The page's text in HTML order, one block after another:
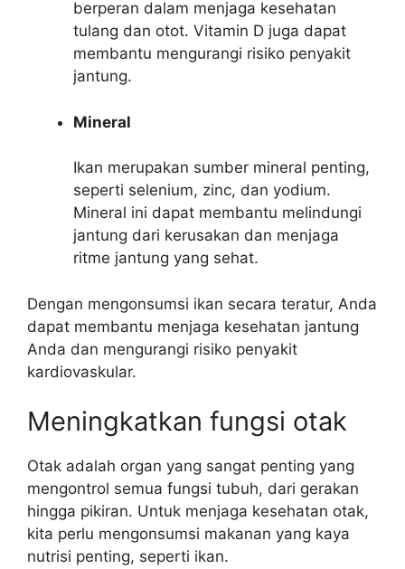
berperan dalam menjaga kesehatan
tulang dan otot. Vitamin D juga dapat
membantu mengurangi risiko penyakit
jantung.
Mineral
Ikan merupakan sumber mineral penting,
seperti selenium, zinc, dan yodium.
Mineral ini dapat membantu melindungi
jantung dari kerusakan dan menjaga
ritme jantung yang sehat.
Dengan mengonsumsi ikan secara teratur, Anda
dapat membantu menjaga kesehatan jantung
Anda dan mengurangi risiko penyakit
kardiovaskular.
Meningkatkan fungsi otak
Otak adalah organ yang sangat penting yang
mengontrol semua fungsi tubuh, dari gerakan
hingga pikiran. Untuk menjaga kesehatan otak,
kita perlu mengonsumsi makanan yang kaya
nutrisi penting, seperti ikan.